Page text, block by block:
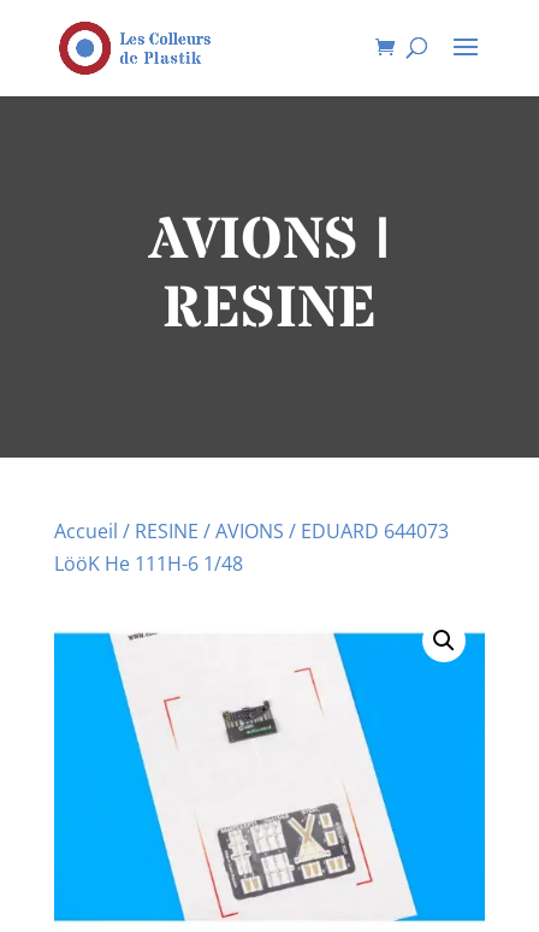
AVIONS |
RESINE
Accueil / RESINE /AVIONS / EDUARD 644073
LööK He 111H-6 1/48